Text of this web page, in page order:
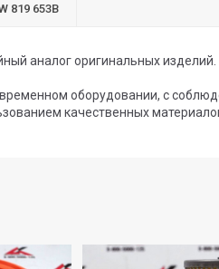
819 653B
аналог оригинальных изделий.
оборудовании, с
качественных